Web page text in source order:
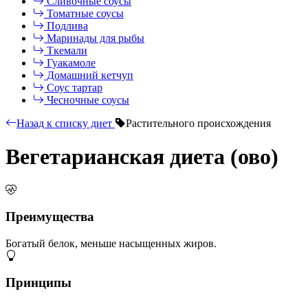
Томатные соусы
Подлива
Маринады для рыбы
Ткемали
Гуакамоле
Домашний кетчуп
Соус тартар
Чесночные соусы
Назад к списку диет
Растительного происхождения
Вегетарианская диета (ово)
Преимущества
Богатый белок, меньше насыщенных жиров.
Принципы